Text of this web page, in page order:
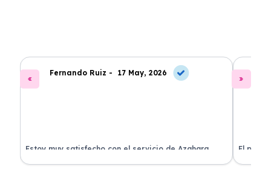
Fernando Ruiz - 17 May, 2026
Estoy muy satisfecho con el servicio de Azahara
Renting. El coche está en perfectas condiciones y el
El
llegó